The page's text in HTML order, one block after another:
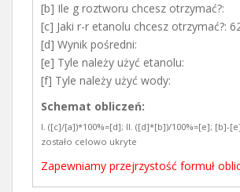
[b] Ile g roztworu chcesz otrzymać?
[c] Jaki r-r etanolu chcesz otrzymać?
[d] Wynik pośredni
[e] Tyle należy użyć etanolu
[f] Tyle należy użyć wody
Schemat obliczeń:
I. ([c]/[a])*100%=[d]; II. ([d]*[b])/100%=[e]; [b]-[e]=[f]; pole [d]
zostało celowo ukryte
Zapewniamy przejrzystość formuł